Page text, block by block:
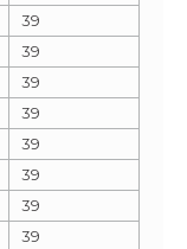
39
39
39
39
39
39
39
39